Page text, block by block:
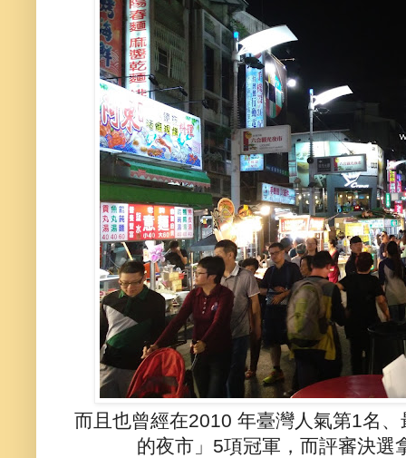
而且也曾經在2010 年臺灣人氣第1名
的夜市」5項冠軍，而評審決選